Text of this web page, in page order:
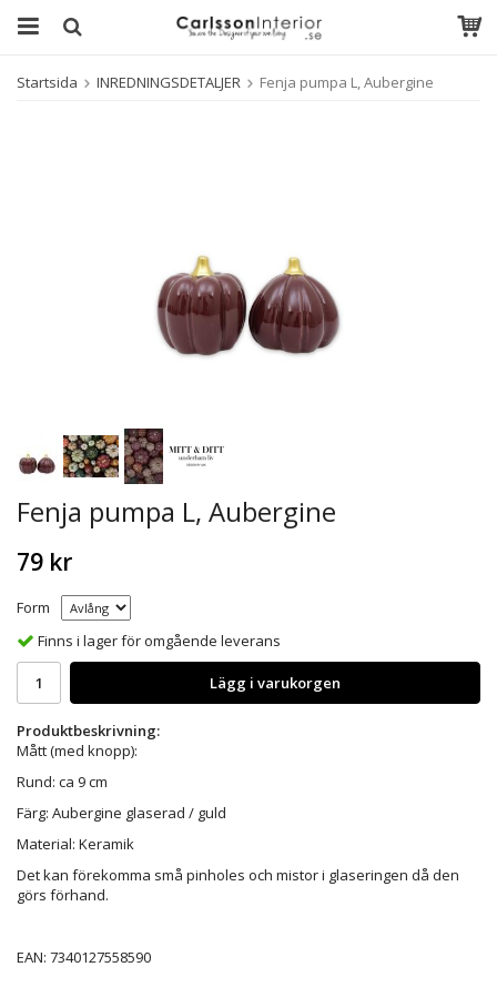
Startsida INREDNINGSDETALJER Fenja pumpa L, Aubergine
Fenja pumpa L, Aubergine
79 kr
Form
Finns i lager för omgående leverans
Lägg i varukorgen
Produktbeskrivning:
Mått (med knopp):
Rund: ca 9 cm
Färg: Aubergine glaserad / guld
Material: Keramik
Det kan förekomma små pinholes och mistor i glaseringen då den
görs förhand.
EAN: 7340127558590